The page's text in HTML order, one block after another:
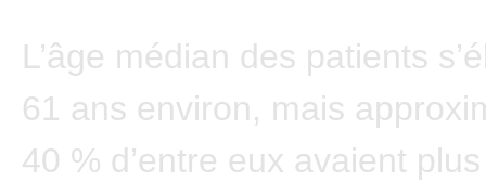
L’âge médian des patients
61 ans environ, mais
40 % d’entre eux avaient